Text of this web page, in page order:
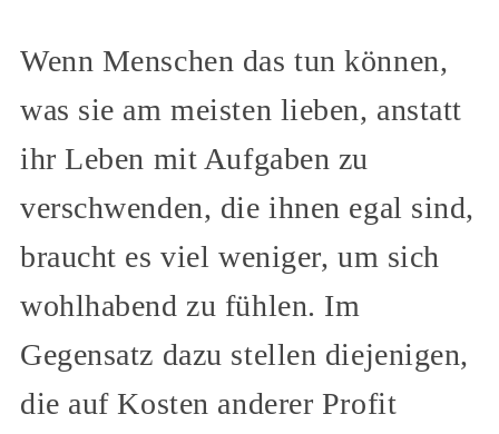
Wenn Menschen das tun können,
was sie am meisten lieben, anstatt
ihr Leben mit Aufgaben zu
verschwenden, die ihnen egal sind,
braucht es viel weniger, um sich
wohlhabend zu fühlen. Im
Gegensatz dazu stellen diejenigen,
die auf Kosten anderer Profit